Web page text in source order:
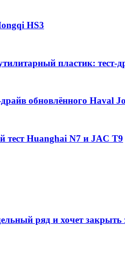
HS3
пластик: тест-
обновлённого Haval
тест Huanghai N7 и JAC T9
ряд и хочет